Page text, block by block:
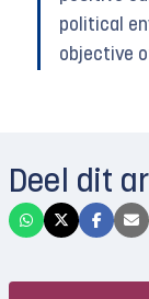
political
objective
Deel dit